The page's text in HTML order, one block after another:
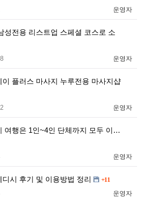
운영자
성전용 리스트업 스페셜 코스로 소
운영자
이 플러스 마사지 누루전용 마사지샵
운영자
여행은 1인~4인 단체까지 모두 이…
운영자
시 후기 및 이용방법 정리 +11
운영자